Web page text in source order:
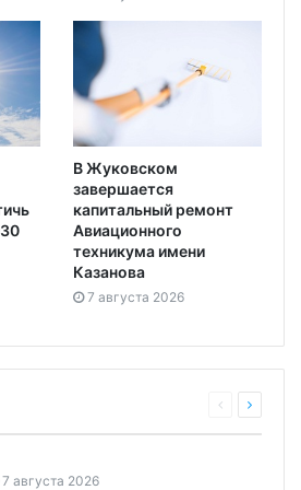
В Жуковском
завершается
капитальный ремонт
Авиационного
техникума имени
Казанова
7 августа 2026
7 августа 2026